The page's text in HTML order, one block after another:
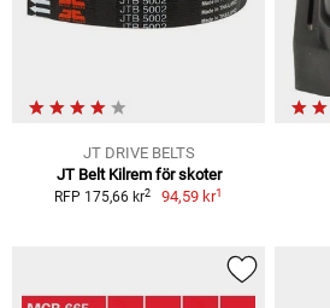
JT DRIVE BELTS
JT Belt Kilrem för skoter
RFP 175,66 kr2 94,59 kr1